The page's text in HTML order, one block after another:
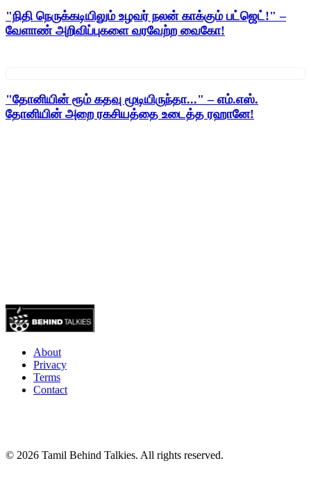
"நிதி நெருக்கடியிலும் உழவர் நலன் காக்கும் பட்ஜெட்!" –
வேளாண் அறிவிப்புகளை வரவேற்ற வைகோ!
"தோனியின் ரூம் கதவு மூடியிருந்தா..." – எம்.எஸ்.
தோனியின் அறை ரகசியத்தை உடைத்த ரஹானே!
About
Privacy
Terms
Contact
© 2026 Tamil Behind Talkies. All rights reserved.